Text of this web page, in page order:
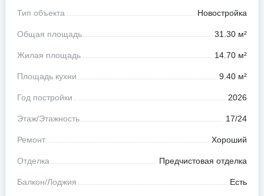
Тип объекта Новостройка
Общая площадь 31.30 м²
Жилая площадь 14.70 м²
Площадь кухни 9.40 м²
Год постройки 2026
Этаж/Этажность 17/24
Ремонт Хороший
Отделка Предчистовая отделка
Балкон/Лоджия Есть